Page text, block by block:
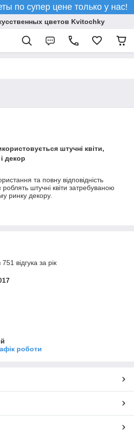
по супер цене только у нас!
цветов Kvitochky
штучні квіти,
декор
та повну відповідність
штучні квіти затребуваною
ринку декору.
відгука за рік
роботи